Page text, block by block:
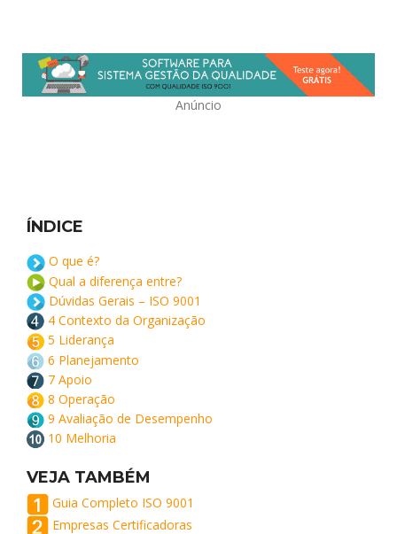
Anúncio
ÍNDICE
O que é?
Qual a diferença entre?
Dúvidas Gerais – ISO 9001
4 Contexto da Organização
5 Liderança
6 Planejamento
7 Apoio
8 Operação
9 Avaliação de Desempenho
10 Melhoria
VEJA TAMBÉM
Guia Completo ISO 9001
Empresas Certificadoras